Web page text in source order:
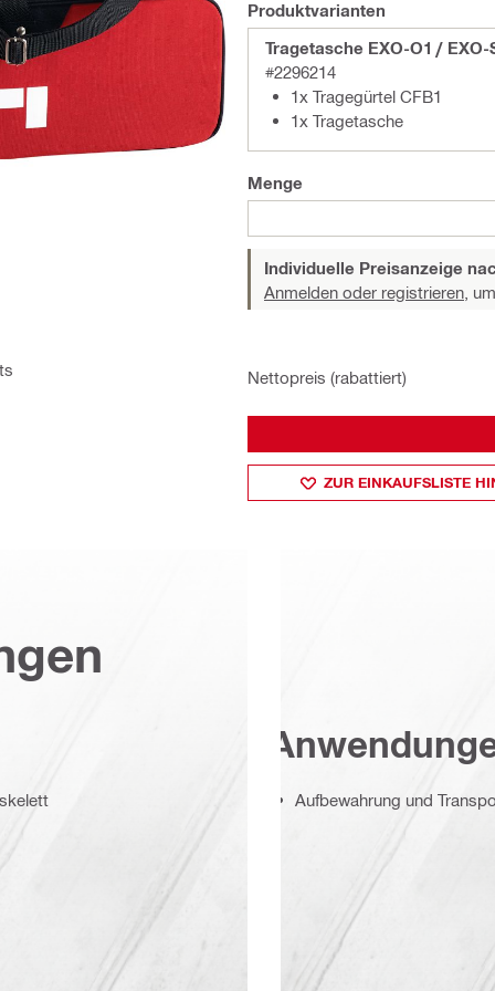
Produktvarianten
Tragetasche EXO-O1 / EXO-
#2296214
1x Tragegürtel CFB1
1x Tragetasche
Menge
Individuelle Preisanzeige
Anmelden oder registrieren,
Nettopreis (rabattiert)
ZUR EINKAUFSLISTE
Aufbewahrung und